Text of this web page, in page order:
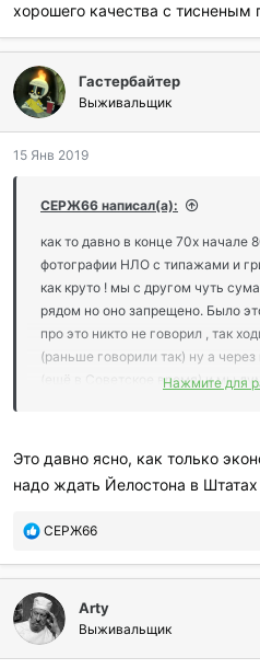
хорошего качества с тисненым
Гастербайтер
Выживальщик
15 Янв 2019
СЕРЖ66 написал(а):
как то давно в конце 70х начале
фотографии НЛО с типажами и
как круто ! мы с другом чуть
рядом но оно запрещено. Было
про это никто не говорил , так
(раньше говорили так) ну а
(ещё в Советское время) и мы
суетится в стране ,
сразу возникает что то или
На текст машинки непохоже но
бумаги .
Нажмите для
Это давно ясно, как только
надо ждать Йелостона в
П
б
л
а
г
о
СЕРЖ66
Arty
Выживальщик